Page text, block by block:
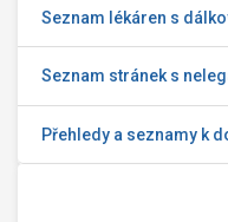
Seznam lékáren s
Seznam stránek s
Přehledy a seznamy k